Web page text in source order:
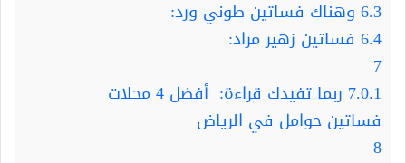
6.3 وهناك فساتين طوني ورد:
6.4 فساتين زهير مراد:
7
7.0.1
ربما تفيدك قراءة: أفضل 4 محلات
فساتين حوامل في الرياض
8